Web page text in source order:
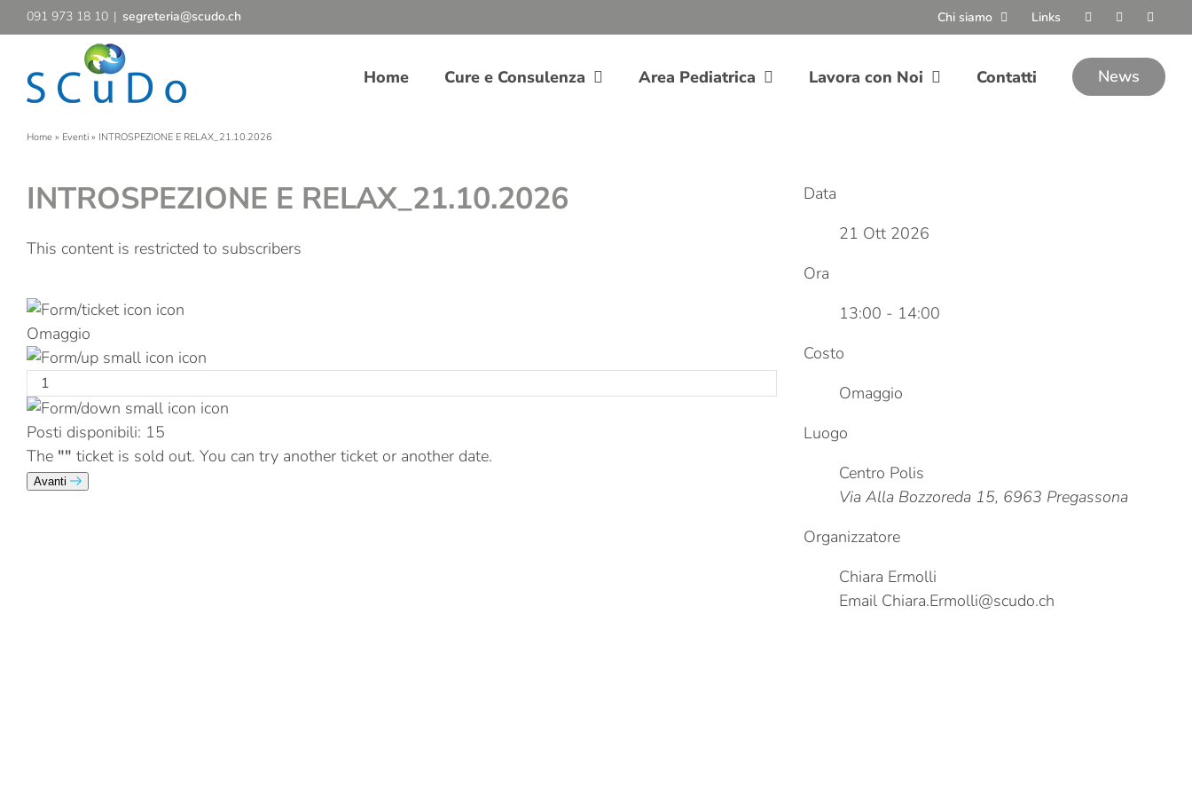
Salta
al
091 973 18 10 | segreteria@scudo.ch Chi siamo Links
Home Cure e Consulenza Area Pediatrica Lavora con Noi Contatti News
Home » Eventi » INTROSPEZIONE E RELAX_21.10.2026
INTROSPEZIONE E RELAX_21.10.2026
This content is restricted to subscribers
Omaggio
Posti disponibili: 15
The "" ticket is sold out. You can try another ticket or another date.
Avanti
Data
21 Ott 2026
Ora
13:00 - 14:00
Costo
Omaggio
Luogo
Centro Polis
Via Alla Bozzoreda 15, 6963 Pregassona
Organizzatore
Chiara Ermolli
Email Chiara.Ermolli@scudo.ch